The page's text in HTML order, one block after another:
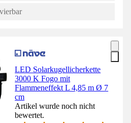
LED Solarkugellicherkette
3000 K Fogo mit
Flammeneffekt L 4,85 m Ø 7
cm
Artikel wurde noch nicht
bewertet.